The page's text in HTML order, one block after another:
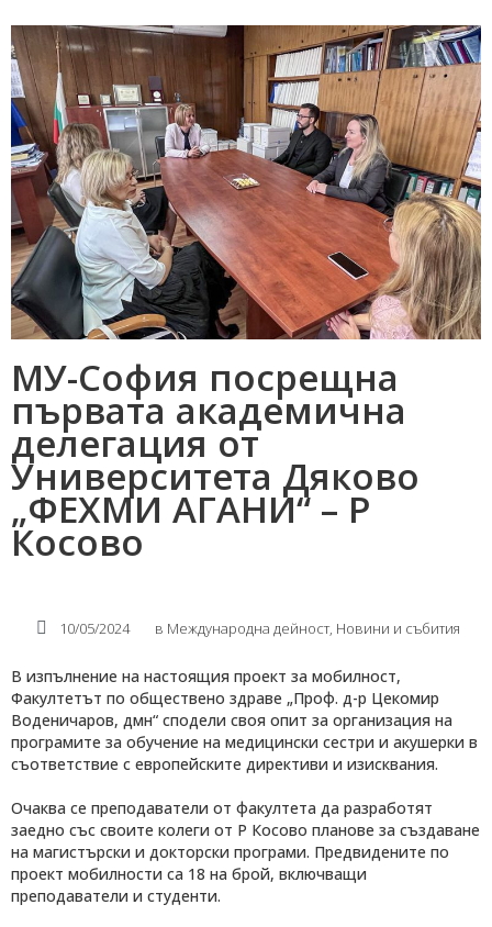
МУ-София посрещна
първата академична
делегация от
Университета Дяково
„ФЕХМИ АГАНИ“ – Р
Косово
10/05/2024 в Международнa дейност, Новини и събития
В изпълнение на настоящия проект за мобилност,
Факултетът по обществено здраве „Проф. д-р Цекомир
Воденичаров, дмн“ сподели своя опит за организация на
програмите за обучение на медицински сестри и акушерки в
съответствие с европейските директиви и изисквания.
Очаква се преподаватели от факултета да разработят
заедно със своите колеги от Р Косово планове за създаване
на магистърски и докторски програми. Предвидените по
проект мобилности са 18 на брой, включващи
преподаватели и студенти.